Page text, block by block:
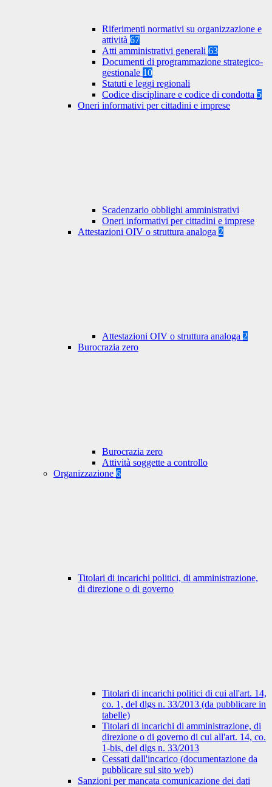
Riferimenti normativi su organizzazione e
attività 67
Atti amministrativi generali 63
Documenti di programmazione strategico-
gestionale 10
Statuti e leggi regionali
Codice disciplinare e codice di condotta 5
Oneri informativi per cittadini e imprese
Scadenzario obblighi amministrativi
Oneri informativi per cittadini e imprese
Attestazioni OIV o struttura analoga 2
Attestazioni OIV o struttura analoga 2
Burocrazia zero
Burocrazia zero
Attività soggette a controllo
Organizzazione 6
Titolari di incarichi politici, di amministrazione,
di direzione o di governo
Titolari di incarichi politici di cui all'art. 14,
co. 1, del dlgs n. 33/2013 (da pubblicare in
tabelle)
Titolari di incarichi di amministrazione, di
direzione o di governo di cui all'art. 14, co.
1-bis, del dlgs n. 33/2013
Cessati dall'incarico (documentazione da
pubblicare sul sito web)
Sanzioni per mancata comunicazione dei dati